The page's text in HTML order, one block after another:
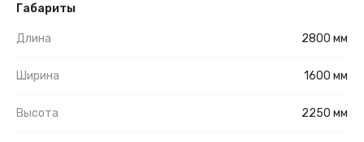
Габариты
Длина 2800 мм
Ширина 1600 мм
Высота 2250 мм